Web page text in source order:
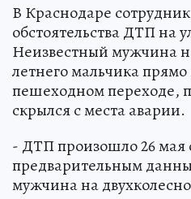
В Краснодаре
обстоятельства ДТП на
Неизвестный мужчина
летнего мальчика
пешеходном переходе,
скрылся с места аварии.
- ДТП произошло 26 мая
предварительным
мужчина на